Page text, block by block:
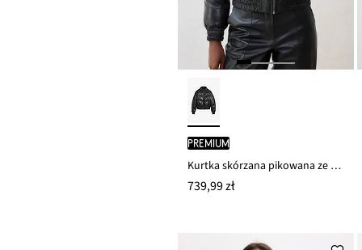
PREMIUM
Kurtka skórzana pikowana ze skóry jagnięcej nappa
739,99 zł